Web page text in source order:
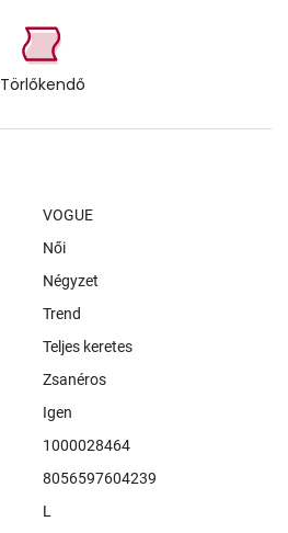
Törlőkendő
VOGUE
Női
Négyzet
Trend
Teljes keretes
Zsanéros
Igen
1000028464
8056597604239
L